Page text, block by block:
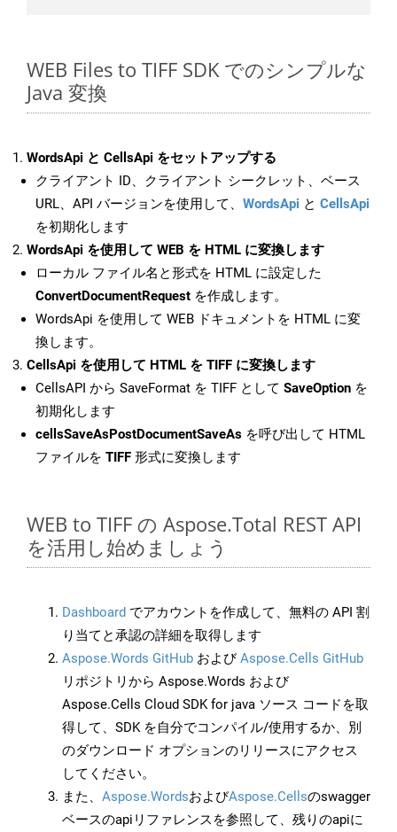
WEB Files to TIFF SDK でのシンプルな
Java 変換
WordsApi と CellsApi をセットアップする
クライアント ID、クライアント シークレット、ベース
URL、API バージョンを使用して、 WordsApi と CellsApi
を初期化します
WordsApi を使用して WEB を HTML に変換します
ローカル ファイル名と形式を HTML に設定した
ConvertDocumentRequest を作成します。
WordsApi を使用して WEB ドキュメントを HTML に変
換します。
CellsApi を使用して HTML を TIFF に変換します
CellsAPI から SaveFormat を TIFF として SaveOption を
初期化します
cellsSaveAsPostDocumentSaveAs を呼び出して HTML
ファイルを TIFF 形式に変換します
WEB to TIFF の Aspose.Total REST API
を活用し始めましょう
Dashboard でアカウントを作成して、無料の API 割
り当てと承認の詳細を取得します
Aspose.Words GitHub およびAspose.Cells GitHub
リポジトリから Aspose.Words および
Aspose.Cells Cloud SDK for java ソース コードを取
得して、SDK を自分でコンパイル/使用するか、別
のダウンロード オプションのリリースにアクセス
してください。
また、 Aspose.WordsおよびAspose.Cellsのswagger
ベースのapiリファレンスを参照して、残りのapiに